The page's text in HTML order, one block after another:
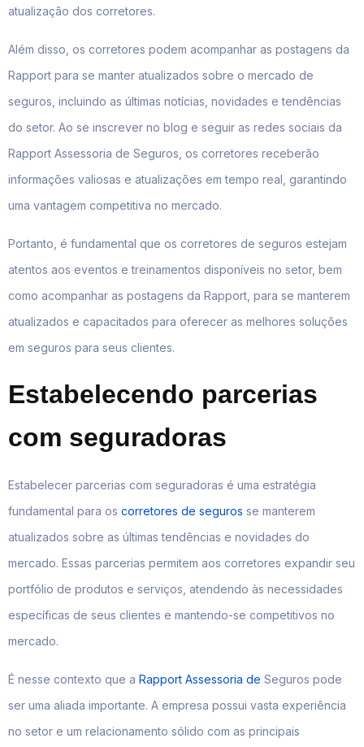
atualização dos corretores.
Além disso, os corretores podem acompanhar as postagens da
Rapport para se manter atualizados sobre o mercado de
seguros, incluindo as últimas notícias, novidades e tendências
do setor. Ao se inscrever no blog e seguir as redes sociais da
Rapport Assessoria de Seguros, os corretores receberão
informações valiosas e atualizações em tempo real, garantindo
uma vantagem competitiva no mercado.
Portanto, é fundamental que os corretores de seguros estejam
atentos aos eventos e treinamentos disponíveis no setor, bem
como acompanhar as postagens da Rapport, para se manterem
atualizados e capacitados para oferecer as melhores soluções
em seguros para seus clientes.
Estabelecendo parcerias
com seguradoras
Estabelecer parcerias com seguradoras é uma estratégia
fundamental para os corretores de seguros se manterem
atualizados sobre as últimas tendências e novidades do
mercado. Essas parcerias permitem aos corretores expandir seu
portfólio de produtos e serviços, atendendo às necessidades
específicas de seus clientes e mantendo-se competitivos no
mercado.
É nesse contexto que a Rapport Assessoria de Seguros pode
ser uma aliada importante. A empresa possui vasta experiência
no setor e um relacionamento sólido com as principais